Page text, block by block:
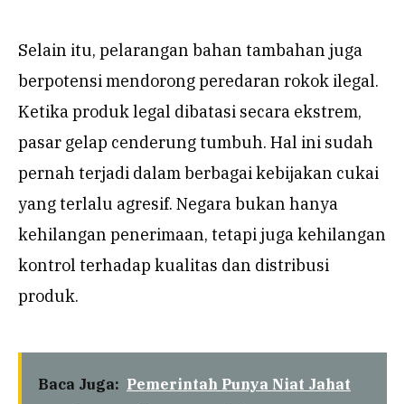
Selain itu, pelarangan bahan tambahan juga
berpotensi mendorong peredaran rokok ilegal.
Ketika produk legal dibatasi secara ekstrem,
pasar gelap cenderung tumbuh. Hal ini sudah
pernah terjadi dalam berbagai kebijakan cukai
yang terlalu agresif. Negara bukan hanya
kehilangan penerimaan, tetapi juga kehilangan
kontrol terhadap kualitas dan distribusi
produk.
Baca Juga: Pemerintah Punya Niat Jahat